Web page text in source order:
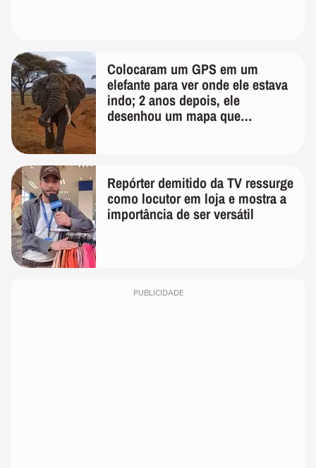
Colocaram um GPS em um
elefante para ver onde ele estava
indo; 2 anos depois, ele
desenhou um mapa que
Repórter demitido da TV ressurge
como locutor em loja e mostra a
importância de ser versátil
PUBLICIDADE